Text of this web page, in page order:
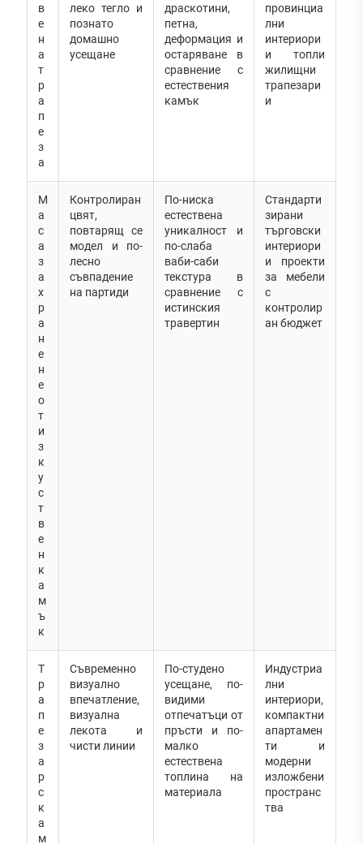
в
е
н
а
т
р
а
п
е
з
а
леко тегло и
познато
домашно
усещане
драскотини,
петна,
деформация и
остаряване в
сравнение с
естествения
камък
провинциа
лни
интериори
и топли
жилищни
трапезари
и
М
а
с
а
з
а
х
р
а
н
е
н
е
о
т
и
з
к
у
с
т
в
е
н
к
а
м
ъ
к
Контролиран
цвят,
повтарящ се
модел и по-
лесно
съвпадение
на партиди
По-ниска
естествена
уникалност и
по-слаба
ваби-саби
текстура в
сравнение с
истинския
травертин
Стандарти
зирани
търговски
интериори
и проекти
за мебели
с
контролир
ан бюджет
Т
р
а
п
е
з
а
р
с
к
а
м
Съвременно
визуално
впечатление,
визуална
лекота и
чисти линии
По-студено
усещане, по-
видими
отпечатъци от
пръсти и по-
малко
естествена
топлина на
материала
Индустриа
лни
интериори,
компактни
апартамен
ти и
модерни
изложбени
пространс
тва